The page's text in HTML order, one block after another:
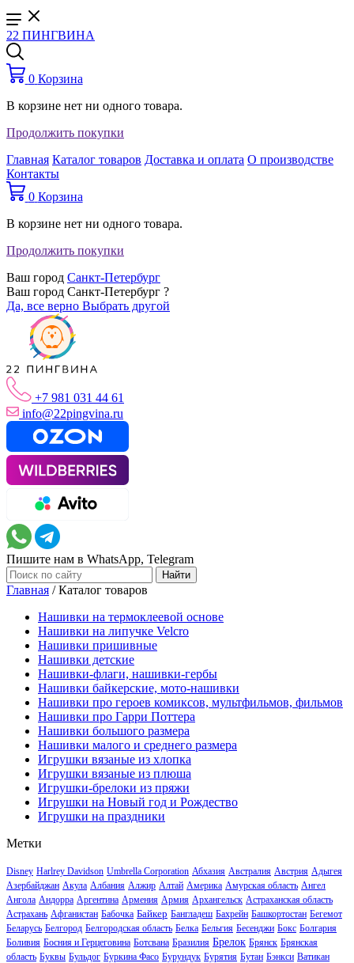
22 ПИНГВИНА
0 Корзина
В корзине нет ни одного товара.
Продолжить покупки
Главная Каталог товаров Доставка и оплата О производстве
Контакты
0 Корзина
В корзине нет ни одного товара.
Продолжить покупки
Ваш город Санкт-Петербург
Ваш город Санкт-Петербург ?
Да, все верно Выбрать другой
+7 981 031 44 61
info@22pingvina.ru
Пишите нам в WhatsApp, Telegram
Главная /Каталог товаров
Нашивки на термоклеевой основе
Нашивки на липучке Velcro
Нашивки пришивные
Нашивки детские
Нашивки-флаги, нашивки-гербы
Нашивки байкерские, мото-нашивки
Нашивки про героев комиксов, мультфильмов, фильмов
Нашивки про Гарри Поттера
Нашивки большого размера
Нашивки малого и среднего размера
Игрушки вязаные из хлопка
Игрушки вязаные из плюша
Игрушки-брелоки из пряжи
Игрушки на Новый год и Рождество
Игрушки на праздники
Метки
Disney Harlrey Davidson Umbrella Corporation Абхазия Австралия Австрия Адыгея
Азербайджан Акула Албания Алжир Алтай Америка Амурская область Ангел
Ангола Андорра Аргентина Армения Армия Архангельск Астраханская область
Астрахань Афганистан Бабочка Байкер Бангладеш Бахрейн Башкортостан Бегемот
Беларусь Белгород Белгородская область Белка Бельгия Бесенджи Бокс Болгария
Боливия Босния и Герцеговина Ботсвана Бразилия Брелок Брянск Брянская
область Буквы Бульдог Буркина Фасо Бурундук Бурятия Бутан Бэнкси Ватикан